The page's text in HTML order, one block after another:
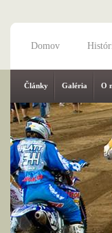
Domov
Články Galéria O